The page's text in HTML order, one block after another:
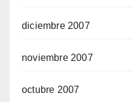
diciembre 2007
noviembre 2007
octubre 2007